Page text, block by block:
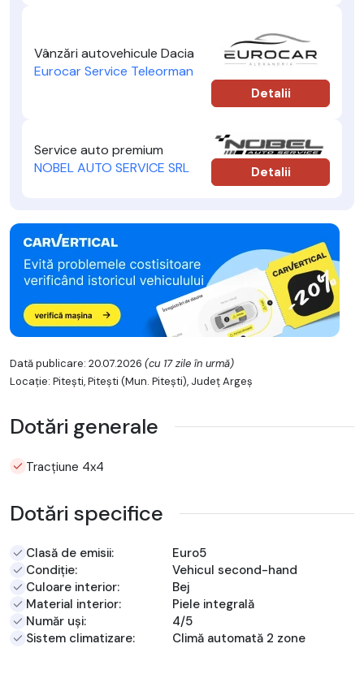
Vânzări autovehicule Dacia
Eurocar Service Teleorman
Detalii
Service auto premium
NOBEL AUTO SERVICE SRL
Detalii
Dată publicare: 20.07.2026 (cu 17 zile în urmă)
Locație: Pitești, Piteşti (Mun. Piteşti), Județ Argeş
Dotări generale
Tracțiune 4x4
Dotări specifice
Clasă de emisii:
Euro5
Condiție:
Vehicul second-hand
Culoare interior:
Bej
Material interior:
Piele integrală
Număr uși:
4/5
Sistem climatizare:
Climă automată 2 zone